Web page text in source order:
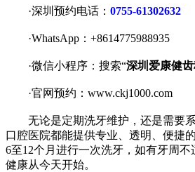
·深圳预约电话： 0755-61302632
·WhatsApp：+8614775988935
·微信小程序：搜索“深圳爱康健
·官网预约：www.ckj1000.com
无论是定期洗牙维护，还是需要系
口腔医院都能提供专业、透明、便捷
6至12个月进行一次洗牙，如有牙周
健康从今天开始。